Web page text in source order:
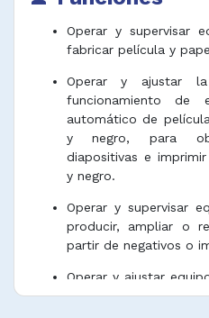
Operar y supervisar
fabricar película y
Operar y ajustar
funcionamiento de
automático de
y negro, para
diapositivas e
y negro.
Operar y supervisar
producir, ampliar o
partir de negativos o
Operar y ajustar
cinematográficas